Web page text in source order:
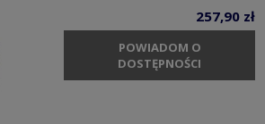
257,90 zł
POWIADOM O
DOSTĘPNOŚCI